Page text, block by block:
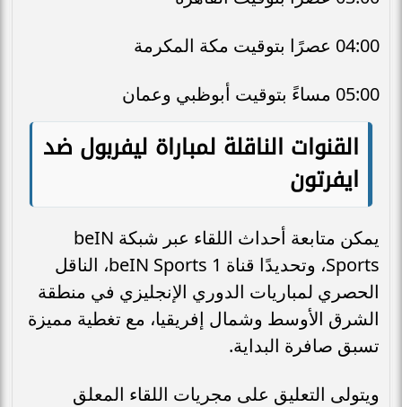
04:00 عصرًا بتوقيت مكة المكرمة
05:00 مساءً بتوقيت أبوظبي وعمان
القنوات الناقلة لمباراة ليفربول ضد
ايفرتون
يمكن متابعة أحداث اللقاء عبر شبكة beIN
Sports، وتحديدًا قناة beIN Sports 1، الناقل
الحصري لمباريات الدوري الإنجليزي في منطقة
الشرق الأوسط وشمال إفريقيا، مع تغطية مميزة
تسبق صافرة البداية.
ويتولى التعليق على مجريات اللقاء المعلق